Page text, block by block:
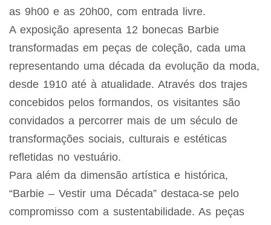
as 9h00 e as 20h00, com entrada livre.
A exposição apresenta 12 bonecas Barbie
transformadas em peças de coleção, cada uma
representando uma década da evolução da moda,
desde 1910 até à atualidade. Através dos trajes
concebidos pelos formandos, os visitantes são
convidados a percorrer mais de um século de
transformações sociais, culturais e estéticas
refletidas no vestuário.
Para além da dimensão artística e histórica,
“Barbie – Vestir uma Década” destaca-se pelo
compromisso com a sustentabilidade. As peças